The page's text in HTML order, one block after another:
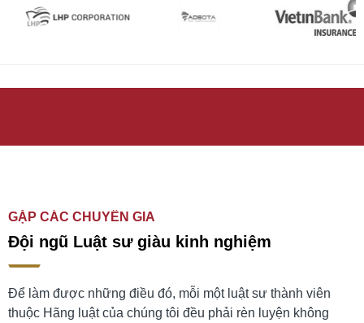
GẶP CÁC CHUYÊN GIA
Đội ngũ Luật sư giàu kinh nghiệm
Để làm được những điều đó, mỗi một luật sư thành viên
thuộc Hãng luật của chúng tôi đều phải rèn luyện không